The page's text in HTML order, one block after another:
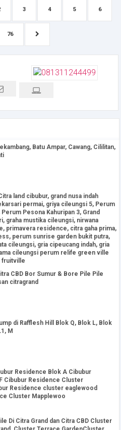
3 4 5 6
76
Batu Ampar, Cawang, Cililitan,
land cibubur, grand nusa indah
permai, griya cileungsi 5, Perum
Pesona Kahuripan 3, Grand
graha mustika cileungsi, nirwana
primavera residence, citra gaha prima,
perum sunrise garden bukit putra,
cileungsi, gria cipeucang indah, gria
cileungsi perum relife green ville
fruitville
CBD Bor Sumur & Bore Pile Pile
citragrand
di Rafflesh Hill Blok Q, Blok L, Blok
M
Residence Blok A Cibubur
Cibubur Residence Cluster
Residence cluster eaglewood
Cluster Mapplewoo
Di Citra Grand dan Citra CBD Cluster